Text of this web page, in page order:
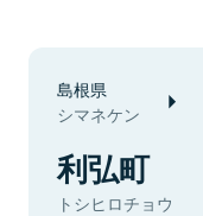
島根県
シマネケン
利弘町
トシヒロチョウ